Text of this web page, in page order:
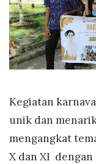
Kegiatan
unik dan
mengangkat
X dan XI